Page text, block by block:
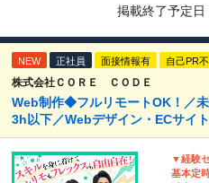
掲載終了予定日
NEW 正社員 面接情報有 自己PR
株式会社ＣＯＲＥ ＣＯＤＥ
Web制作◆フルリモートOK！／
3h以下／Webデザイン・ECサイ
▼経験
基本定